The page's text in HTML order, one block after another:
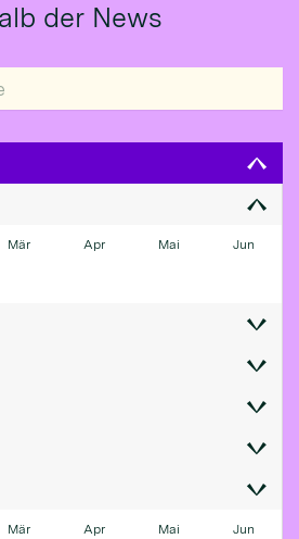
der News
Mär Apr Mai Jun
Mär Apr Mai Jun